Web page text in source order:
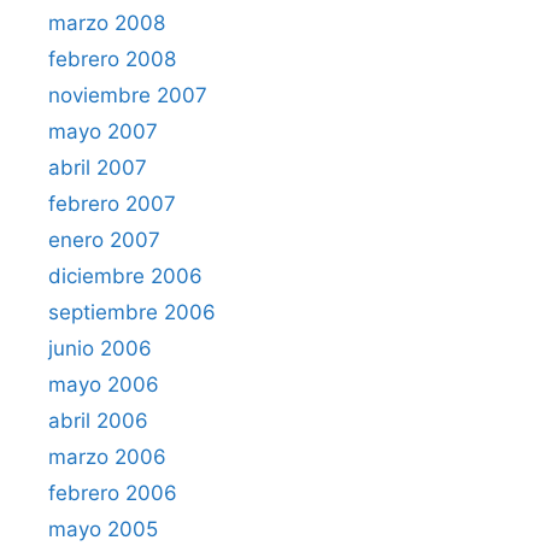
marzo 2008
febrero 2008
noviembre 2007
mayo 2007
abril 2007
febrero 2007
enero 2007
diciembre 2006
septiembre 2006
junio 2006
mayo 2006
abril 2006
marzo 2006
febrero 2006
mayo 2005